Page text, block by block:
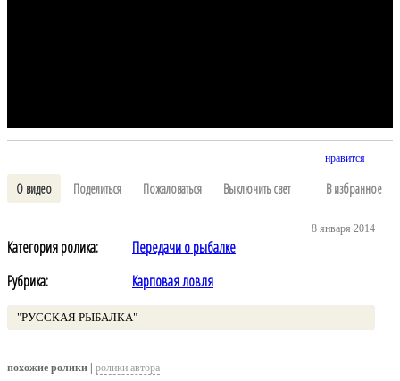
нравится
О видео Поделиться Пожаловаться Выключить свет В избранное
Категория ролика:
Передачи о рыбалке
Рубрика:
Карповая ловля
"РУССКАЯ РЫБАЛКА"
8 января 2014
похожие ролики | ролики автора